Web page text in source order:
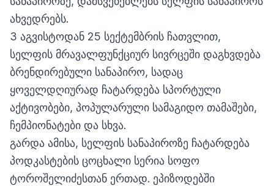
ახვედრებს.
3 აგვისტოდან 25 სექტემბრის ჩათვლით,
სელფის მრავალფუნქციურ სივრცეში დაგხვდება
ბრენდირებული სანაპირო, სადაც
ყოველდღიურად ჩატარდება სპორტული
აქტივობები, პოპულარული სამაგიდო თამაშები,
ჩემპიონატები და სხვა.
გარდა ამისა, სელფის სანაპიროზე ჩატარდება
პოდკასტების ცოცხალი სერია სოფო
ტოროშელიძესთან ერთად. ეპიზოდებში